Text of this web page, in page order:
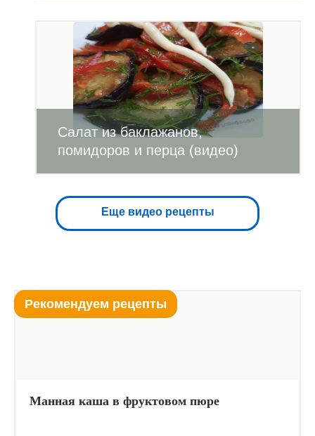
Салат из баклажанов,
помидоров и перца (видео)
Еще видео рецепты
Рекомендуем рецепты
Манная каша в фруктовом пюре